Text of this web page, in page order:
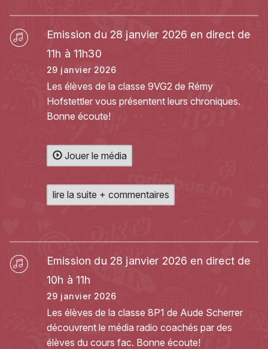
Emission du 28 janvier 2026 en direct de
11h à 11h30
29 janvier 2026
Les élèves de la classe 9VG2 de Rémy
Hofstettler vous présentent leurs chroniques.
Bonne écoute!
Jouer le média
lire la suite + commentaires
Emission du 28 janvier 2026 en direct de
10h à 11h
29 janvier 2026
Les élèves de la classe 8P1 de Aude Scherrer
découvrent le média radio coachés par des
élèves du cours fac. Bonne écoute!